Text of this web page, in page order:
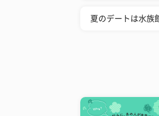
夏のデートは水族